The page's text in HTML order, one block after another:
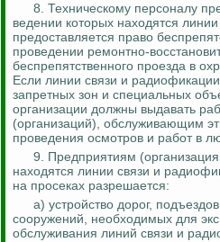
8. Техническому персоналу
ведении которых находятся
предоставляется право
проведении ремонтно-
беспрепятственного проезда в
Если линии связи и
запретных зон и специальных
организации должны выдавать
(организаций), обслуживающим
проведения осмотров и работ в
9. Предприятиям
находятся линии связи и
на просеках разрешается:
а) устройство дорог,
сооружений, необходимых для
обслуживания линий связи и